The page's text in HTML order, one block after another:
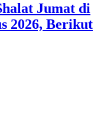
Jumat di
2026, Berikut